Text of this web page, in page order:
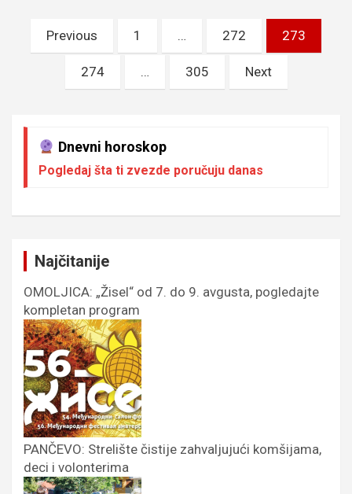
Пагинација
чланака
Previous 1 … 272 273
274 … 305 Next
Dnevni horoskop
Pogledaj šta ti zvezde poručuju danas
Najčitanije
OMOLJICA: „Žisel“ od 7. do 9. avgusta, pogledajte
kompletan program
PANČEVO: Strelište čistije zahvaljujući komšijama,
deci i volonterima